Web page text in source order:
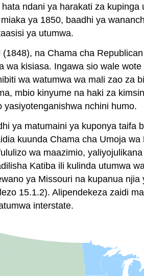
ndani ya harakati za
ya 1850, baadhi ya
ya utumwa.
na Chama cha
kisiasa. Ingawa sio wale
wa watumwa wa mali zao za
mbio kinyume na haki za
nchini humo.
ya matumaini ya kuponya taifa
kuunda Chama cha Umoja
wa maazimio,
Katiba ili kulinda utumwa
ya Missouri na kupanua
15.1.2). Alipendekeza zaidi
interstate.